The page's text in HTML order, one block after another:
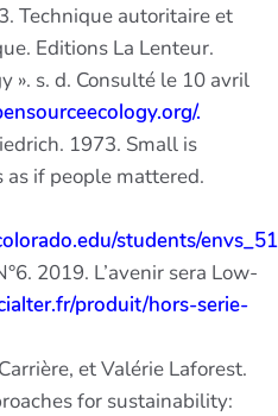
Technique autoritaire et
Editions La Lenteur.
». s. d. Consulté le 10 avril
.
1973. Small is
if people mattered.
students/
2019. L’avenir sera Low-
produit/hors-serie-
et Valérie Laforest.
for sustainability: